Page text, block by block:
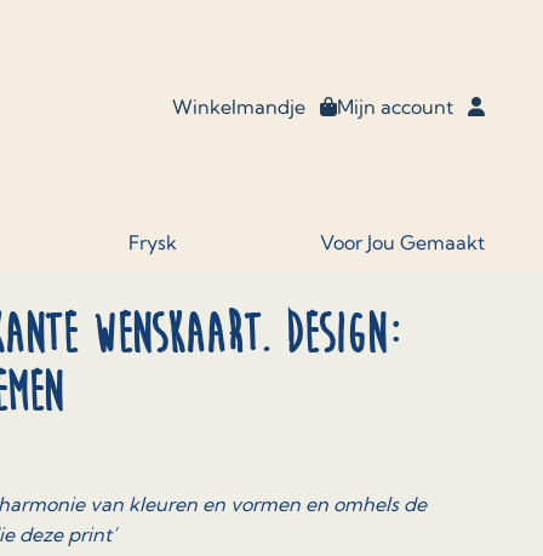
Winkelmandje Mijn account
Frysk Voor Jou Gemaakt
wenskaart. Design:
van kleuren en vormen en omhels de
deze print’